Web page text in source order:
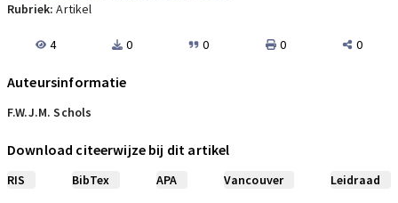
Rubriek:Artikel
4 0 0 0 0
Auteursinformatie
F.W.J.M. Schols
Download citeerwijze bij dit artikel
RIS BibTex APA Vancouver Leidraad